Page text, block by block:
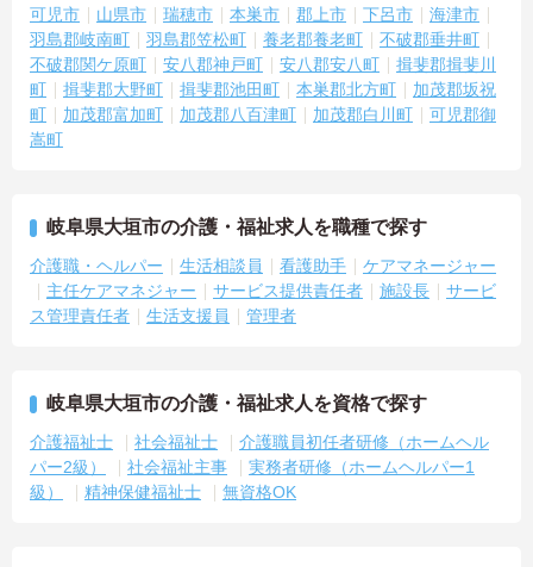
可児市
山県市 瑞穂市 本巣市 郡上市 下呂市
海津市
羽島郡岐南町
羽島郡笠松町 養老郡養老町
不破郡垂井町
不破郡関ケ原町
安八郡神戸町 安八郡安八町
揖斐郡揖斐川
町
揖斐郡大野町 揖斐郡池田町 本巣郡北方町
加茂郡坂祝
町
加茂郡富加町 加茂郡八百津町 加茂郡白川町
可児郡御
嵩町
岐阜県大垣市の介護・福祉求人を職種で探す
介護職・ヘルパー 生活相談員 看護助手
ケアマネージャー
主任ケアマネジャー
サービス提供責任者 施設長
サービ
ス管理責任者
生活支援員 管理者
岐阜県大垣市の介護・福祉求人を資格で探す
介護福祉士 社会福祉士
介護職員初任者研修（ホームヘル
パー2級）
社会福祉主事
実務者研修（ホームヘルパー1
級）
精神保健福祉士 無資格OK